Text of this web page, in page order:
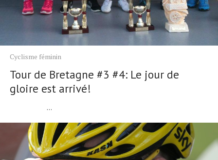
Cyclisme féminin
Tour de Bretagne #3 #4: Le jour de
gloire est arrivé!
...